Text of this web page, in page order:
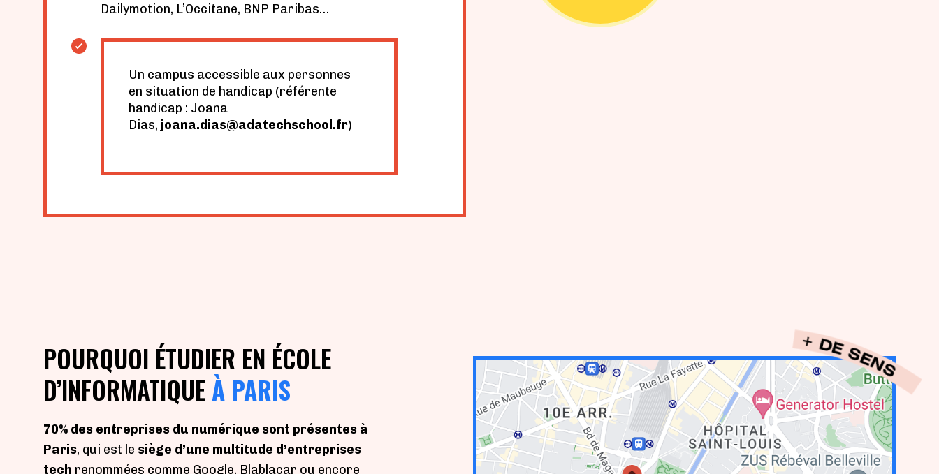
Dailymotion, L’Occitane, BNP Paribas…
Un campus accessible aux personnes
en situation de handicap (référente
handicap : Joana
Dias, joana.dias@adatechschool.fr)
POURQUOI ÉTUDIER EN ÉCOLE
D’INFORMATIQUEÀ PARIS
70% des entreprises du numérique sont présentes à
Paris, qui est le siège d’une multitude d’entreprises
tech renommées comme Google, Blablacar ou encore